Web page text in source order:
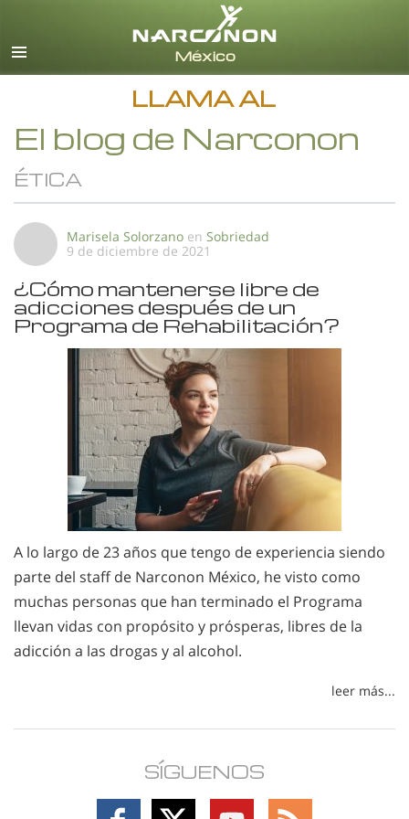
Español
Todas las Regiones/Idiomas
LLAMA AL
El blog de Narconon
ÉTICA
Marisela Solorzano en Sobriedad
9 de diciembre de 2021
¿Cómo mantenerse libre de
adicciones después de un
Programa de Rehabilitación?
A lo largo de 23 años que tengo de experiencia siendo
parte del staff de Narconon México, he visto como
muchas personas que han terminado el Programa
llevan vidas con propósito y prósperas, libres de la
adicción a las drogas y al alcohol.
leer más...
SÍGUENOS
Follow Follow Follow Follow